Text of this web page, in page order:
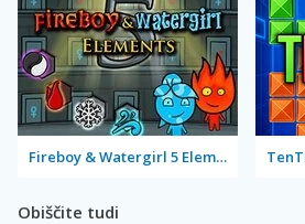
Fireboy & Watergirl 5 Elements
Obiščite tudi